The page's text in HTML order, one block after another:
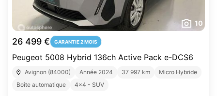
10
26 499 € GARANTIE 2 MOIS
Peugeot 5008 Hybrid 136ch Active Pack e-DCS6
Avignon (84000) Année 2024 37 997 km
Micro Hybride
Boîte automatique
4x4 - SUV